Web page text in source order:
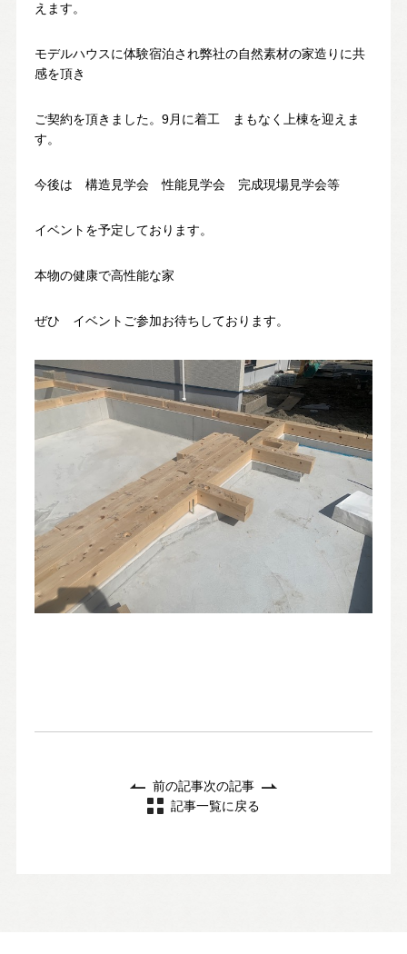
お電話でのお問い合わせ
[受付時間] 9:00～18:00
モデルハウス見学予約
OFFICIAL SNS
えます。
モデルハウスに体験宿泊され弊社の自然素材の家造りに共
感を頂き
ご契約を頂きました。9月に着工 まもなく上棟を迎えま
す。
今後は 構造見学会 性能見学会 完成現場見学会等
イベントを予定しております。
本物の健康で高性能な家
ぜひ イベントご参加お待ちしております。
前の記事
記事一覧に戻る
次の記事